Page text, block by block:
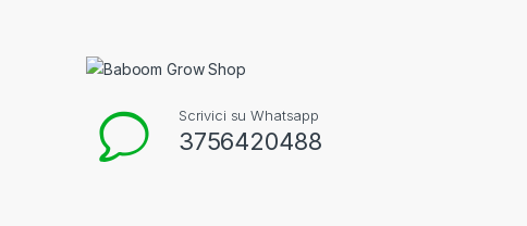
Scrivici su Whatsapp
3756420488